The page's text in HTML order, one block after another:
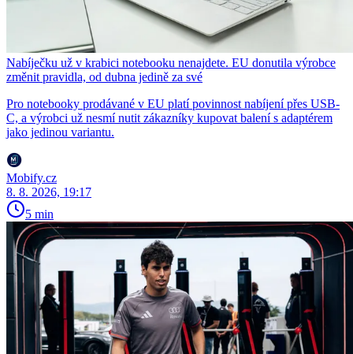
Nabíječku už v krabici notebooku nenajdete. EU donutila výrobce
změnit pravidla, od dubna jedině za své
Pro notebooky prodávané v EU platí povinnost nabíjení přes USB-
C, a výrobci už nesmí nutit zákazníky kupovat balení s adaptérem
jako jedinou variantu.
Mobify.cz
8. 8. 2026, 19:17
5 min